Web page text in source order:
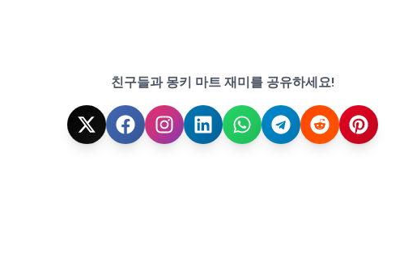
친구들과 몽키 마트 재미를 공유하세요!